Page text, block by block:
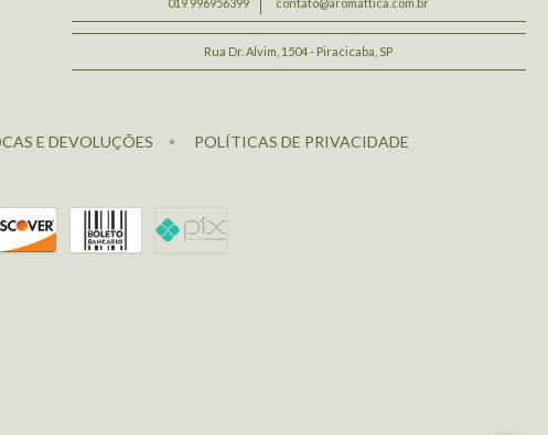
Rua Dr. Alvim, 1504 - Piracicaba, SP
E DEVOLUÇÕES POLÍTICAS DE PRIVACIDADE